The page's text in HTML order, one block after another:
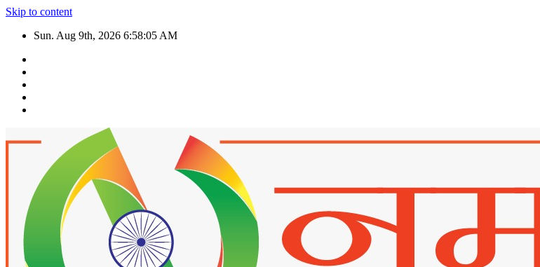
Skip to content
Sun. Aug 9th, 2026 6:58:06 AM